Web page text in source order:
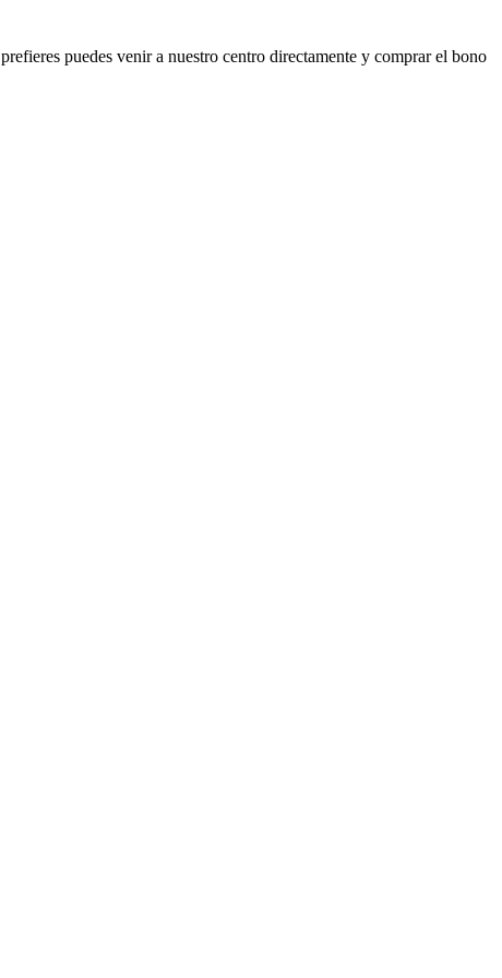
puedes venir a nuestro centro directamente y comprar el bono